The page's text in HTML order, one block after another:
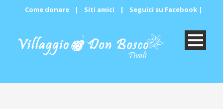
Come donare | Siti amici | Seguici su Facebook|